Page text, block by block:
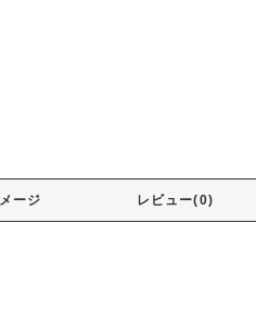
ージ レビュー(0)